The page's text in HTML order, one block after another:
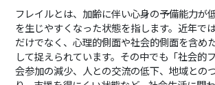
フレイルとは、加齢に伴い心身の予備能力が
を生じやすくなった状態を指します。近年で
だけでなく、心理的側面や社会的側面を含め
して捉えられています。その中でも「社会的
会参加の減少、人との交流の低下、地域との